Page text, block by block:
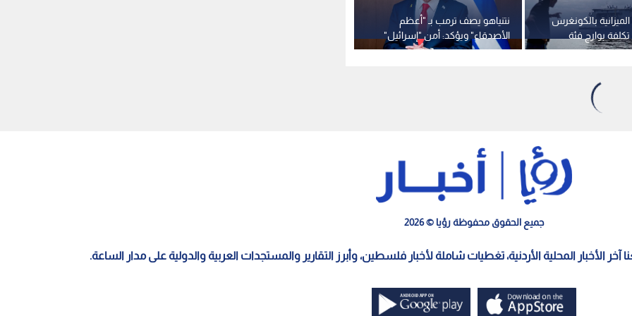
نتنياهو يصف ترمب بـ "أعظم
الأصدقاء" ويؤكد: أمن "إسرائيل"
ليس محل تفاوض
بالكونغرس
تكلفة بوارج فئة
جميع الحقوق محفوظة رؤيا © 2026
آخر الأخبار المحلية الأردنية، تغطيات شاملة لأخبار فلسطين، وأبرز التقارير والمستجدات العربية والدولية على مدار الساعة.